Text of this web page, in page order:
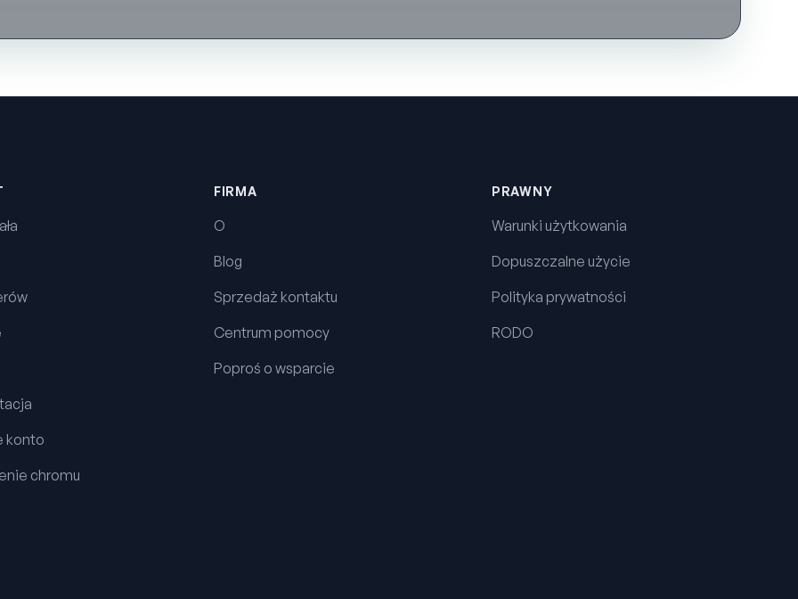
konto
chromu
FIRMA
O
Blog
Sprzedaż kontaktu
Centrum pomocy
Poproś o wsparcie
PRAWNY
Warunki użytkowania
Dopuszczalne użycie
Polityka prywatności
RODO